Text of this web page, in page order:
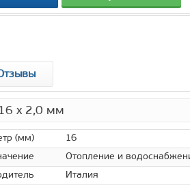
16 х 2,0 мм
(мм)
16
Отопление и
Италия